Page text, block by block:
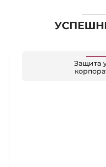
Защита